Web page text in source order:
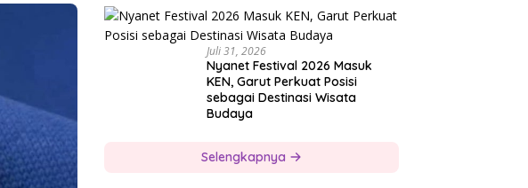
Juli 31, 2026
Nyanet Festival 2026 Masuk
KEN, Garut Perkuat Posisi
sebagai Destinasi Wisata
Budaya
Selengkapnya